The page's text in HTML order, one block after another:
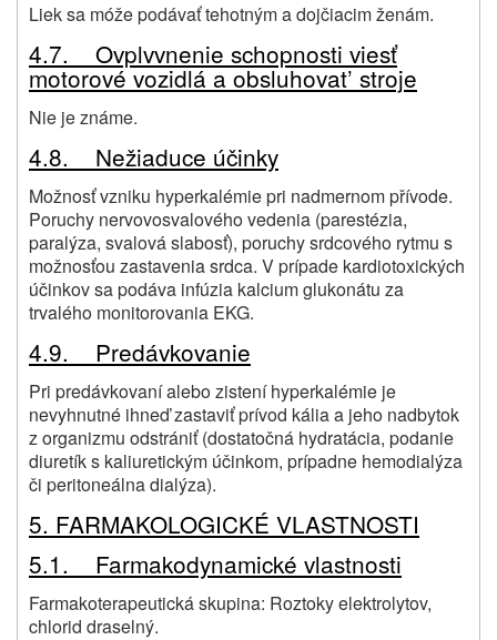
Liek sa móže podávať tehotným a dojčiacim ženám.
4.7. Ovplvvnenie schopnosti viesť
motorové vozidlá a obsluhovat’ stroje
Nie je známe.
4.8. Nežiaduce účinky
Možnosť vzniku hyperkalémie pri nadmernom přívode.
Poruchy nervovosvalového vedenia (parestézia,
paralýza, svalová slabosť), poruchy srdcového rytmu s
možnosťou zastavenia srdca. V prípade kardiotoxických
účinkov sa podáva infúzia kalcium glukonátu za
trvalého monitorovania EKG.
4.9. Predávkovanie
Pri predávkovaní alebo zistení hyperkalémie je
nevyhnutné ihneď zastaviť prívod kália a jeho nadbytok
z organizmu odstrániť (dostatočná hydratácia, podanie
diuretík s kaliuretickým účinkom, prípadne hemodialýza
či peritoneálna dialýza).
5. FARMAKOLOGICKÉ VLASTNOSTI
5.1. Farmakodynamické vlastnosti
Farmakoterapeutická skupina: Roztoky elektrolytov,
chlorid draselný.